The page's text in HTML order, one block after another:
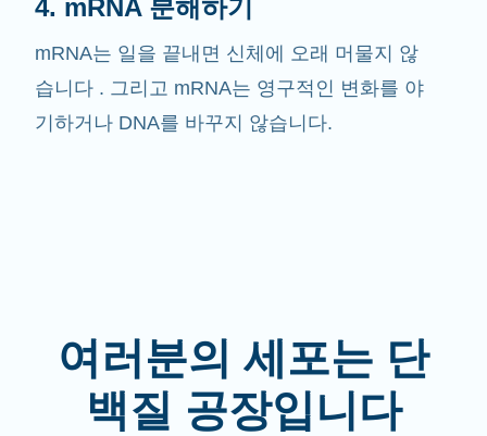
4. mRNA 분해하기
mRNA는 일을 끝내면 신체에 오래 머물지 않
습니다 . 그리고 mRNA는 영구적인 변화를 야
기하거나 DNA를 바꾸지 않습니다.
여러분의 세포는 단
백질 공장입니다